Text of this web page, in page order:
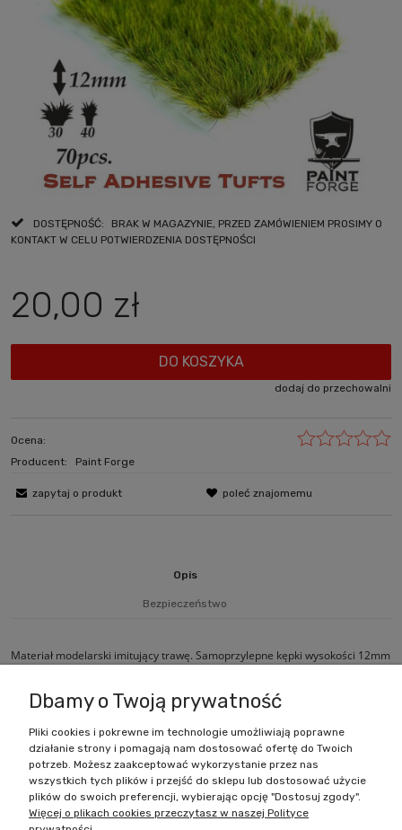
DOSTĘPNOŚĆ:
BRAK W MAGAZYNIE, PRZED ZAMÓWIENIEM PROSIMY O
KONTAKT W CELU POTWIERDZENIA DOSTĘPNOŚCI
20,00 zł
DO KOSZYKA
dodaj do przechowalni
Ocena:
Producent:
Paint Forge
zapytaj o produkt poleć znajomemu
Opis
Bezpieczeństwo
Materiał modelarski imitujący trawę. Samoprzylepne kępki wysokości 12mm
Zakupy
Pomoc
Dbamy o Twoją prywatność
Pliki cookies i pokrewne im technologie umożliwiają poprawne
działanie strony i pomagają nam dostosować ofertę do Twoich
potrzeb. Możesz zaakceptować wykorzystanie przez nas
wszystkich tych plików i przejść do sklepu lub dostosować użycie
plików do swoich preferencji, wybierając opcję "Dostosuj zgody".
Więcej o plikach cookies przeczytasz w naszej Polityce